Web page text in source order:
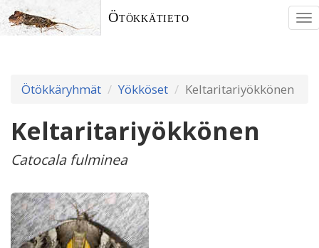
Ötökkätieto
Ötökkäryhmät Yökköset Keltaritariyökkönen
Keltaritariyökkönen
Catocala fulminea